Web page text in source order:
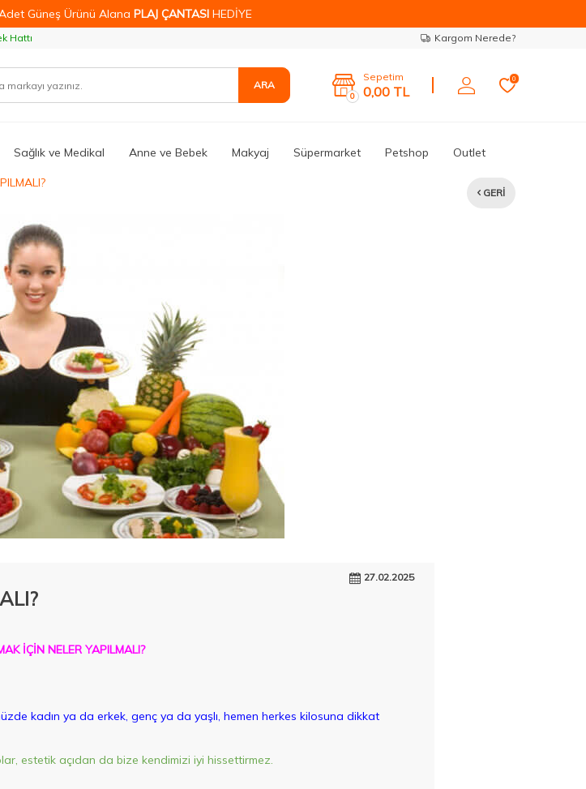
Güneş Ürünü Alana PLAJ ÇANTASI HEDİYE
Hattı Kargom Nerede?
ARA
0
Sepetim
0,00 TL
0
Sağlık ve Medikal Anne ve Bebek Makyaj Süpermarket Petshop Outlet
GERI
27.02.2025
İÇİN NELER YAPILMALI?
kadın ya da erkek, genç ya da yaşlı, hemen herkes kilosuna dikkat
, estetik açıdan da bize kendimizi iyi hissettirmez.